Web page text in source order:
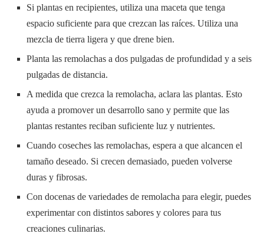
Si plantas en recipientes, utiliza una maceta que tenga
espacio suficiente para que crezcan las raíces. Utiliza una
mezcla de tierra ligera y que drene bien.
Planta las remolachas a dos pulgadas de profundidad y a seis
pulgadas de distancia.
A medida que crezca la remolacha, aclara las plantas. Esto
ayuda a promover un desarrollo sano y permite que las
plantas restantes reciban suficiente luz y nutrientes.
Cuando coseches las remolachas, espera a que alcancen el
tamaño deseado. Si crecen demasiado, pueden volverse
duras y fibrosas.
Con docenas de variedades de remolacha para elegir, puedes
experimentar con distintos sabores y colores para tus
creaciones culinarias.